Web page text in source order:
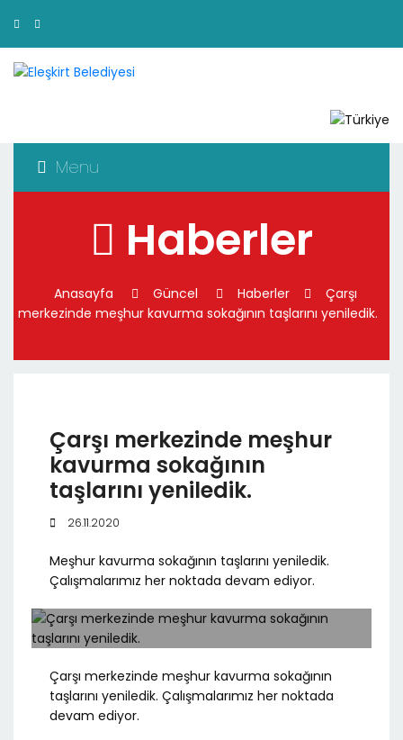
Menu
Haberler
Anasayfa Güncel Haberler
Çarşı
merkezinde meşhur kavurma sokağının taşlarını yeniledik.
Çarşı merkezinde meşhur
kavurma sokağının
taşlarını yeniledik.
26.11.2020
Meşhur kavurma sokağının taşlarını yeniledik.
Çalışmalarımız her noktada devam ediyor.
Çarşı merkezinde meşhur kavurma sokağının
taşlarını yeniledik. Çalışmalarımız her noktada
devam ediyor.